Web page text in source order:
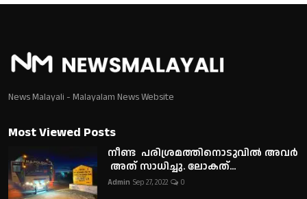
News Malayali - Malayalam News Website
Most Viewed Posts
നീണ്ട പരിശ്രമത്തിനൊടുവിൽ അവർ
അത് സാധിച്ചു. ലോകത്...
Admin Sep 27, 2022 0